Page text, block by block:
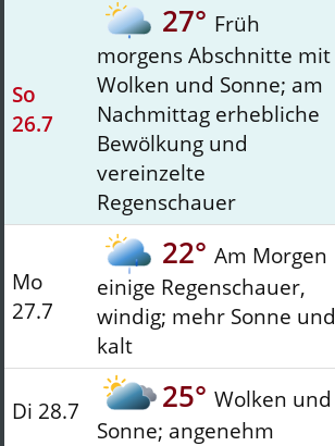
So
26.7
27° Früh
morgens Abschnitte mit
Wolken und Sonne; am
Nachmittag erhebliche
Bewölkung und
vereinzelte
Regenschauer
Mo
27.7
22° Am Morgen
einige Regenschauer,
windig; mehr Sonne und
kalt
Di 28.7 25° Wolken und
Sonne; angenehm